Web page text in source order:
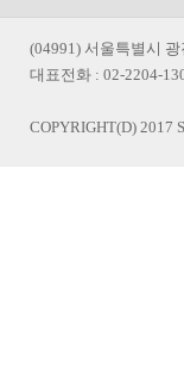
(04991) 서울특별시
대표전화 : 02-2204-
COPYRIGHT(D) 2017